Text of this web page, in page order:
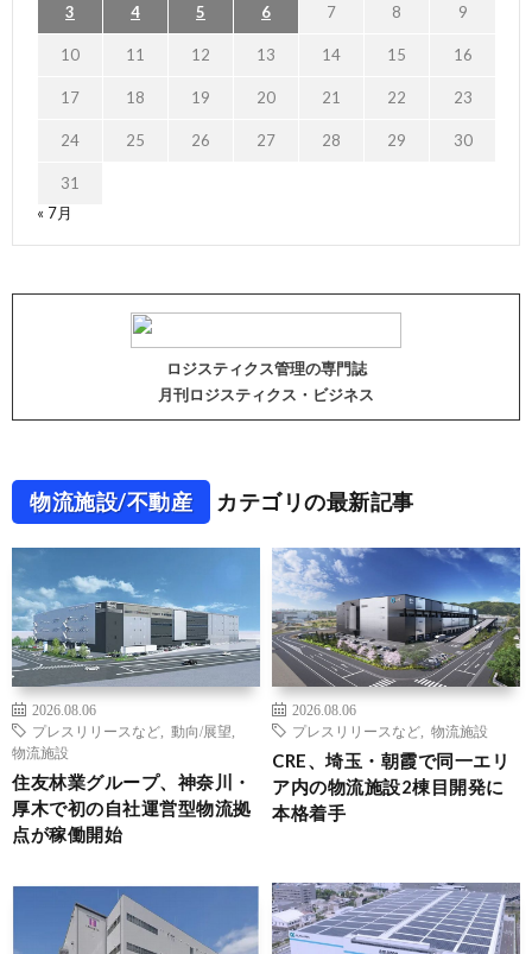
3 4 5 6 7 8 9
10 11 12 13 14 15 16
17 18 19 20 21 22 23
24 25 26 27 28 29 30
31
« 7月
ロジスティクス管理の専門誌
月刊ロジスティクス・ビジネス
物流施設/不動産 カテゴリの最新記事
2026.08.06
プレスリリースなど
動向/展望
物流施設
住友林業グループ、神奈川・
厚木で初の自社運営型物流拠
点が稼働開始
2026.08.06
プレスリリースなど
物流施設
CRE、埼玉・朝霞で同一エリ
ア内の物流施設2棟目開発に
本格着手